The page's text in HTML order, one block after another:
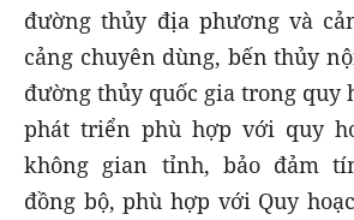
đường thủy địa phương và
cảng chuyên dùng, bến thủy
đường thủy quốc gia trong quy
phát triển phù hợp với quy
không gian tỉnh, bảo đảm
đồng bộ, phù hợp với Quy